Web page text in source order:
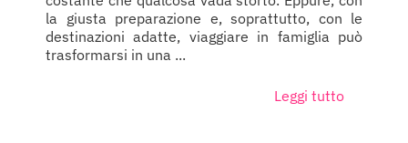
la giusta preparazione e, soprattutto, con le
destinazioni adatte, viaggiare in famiglia può
trasformarsi in una ...
Leggi tutto